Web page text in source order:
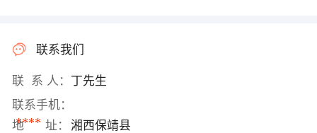
联系我们
联 系 人： 丁先生
联系手机：
****
地 址： 湘西保靖县